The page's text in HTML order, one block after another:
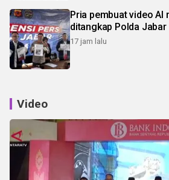
Pria pembuat video AI
ditangkap Polda Jabar
17 jam lalu
Video